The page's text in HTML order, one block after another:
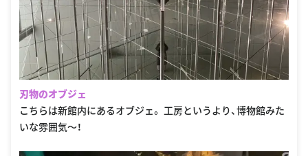
刃物のオブジェ
こちらは新館内にあるオブジェ。 工房というより、博物館みた
いな雰囲気〜！